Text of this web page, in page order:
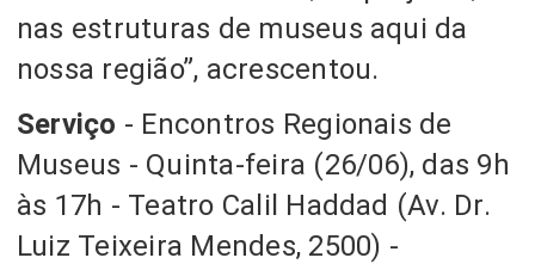
nas estruturas de museus aqui da
nossa região”, acrescentou.
Serviço - Encontros Regionais de
Museus - Quinta-feira (26/06), das 9h
às 17h - Teatro Calil Haddad (Av. Dr.
Luiz Teixeira Mendes, 2500) -